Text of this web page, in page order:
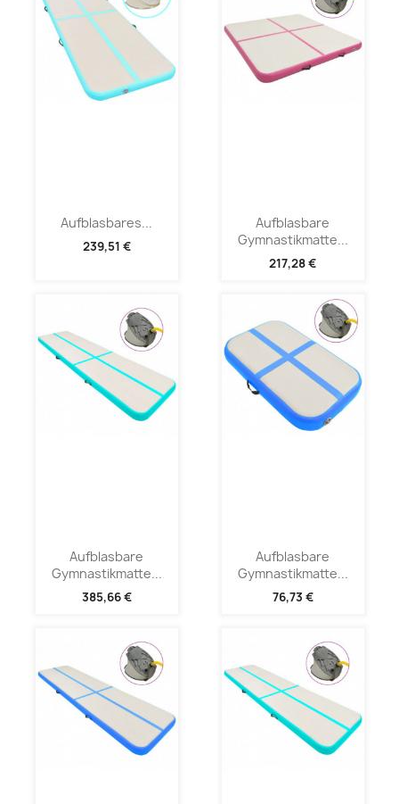
Aufblasbares...
239,51 €
Aufblasbare
Gymnastikmatte...
217,28 €
Aufblasbare
Gymnastikmatte...
385,66 €
Aufblasbare
Gymnastikmatte...
76,73 €